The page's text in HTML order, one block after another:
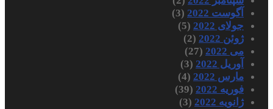
آگوست 2022
(3)
جولای 2022
(5)
ژوئن 2022
(2)
می 2022
(27)
آوریل 2022
(3)
مارس 2022
(4)
فوریه 2022
(39)
ژانویه 2022
(3)